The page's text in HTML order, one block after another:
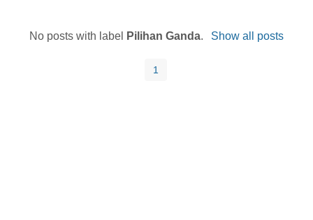
No posts with label Pilihan Ganda. Show all posts
1